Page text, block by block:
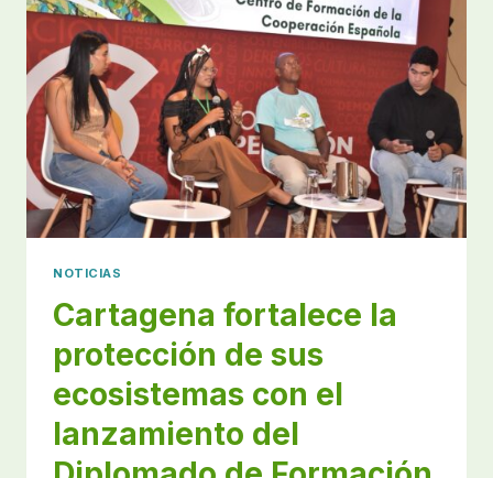
APROBACIÓN
DE
SU
POLÍTICA
PÚBLICA
DE
EDUCACIÓN
AMBIENTAL
NOTICIAS
Cartagena fortalece la
protección de sus
ecosistemas con el
lanzamiento del